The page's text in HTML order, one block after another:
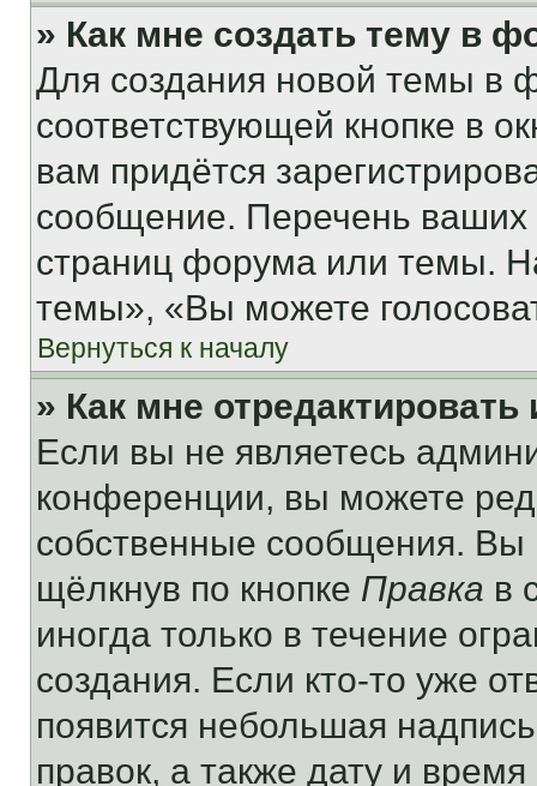
» Как мне создать тему в
Для создания новой темы в
соответствующей кнопке в
вам придётся
сообщение. Перечень ваших
страниц форума или темы.
темы», «Вы можете
Вернуться к началу
» Как мне
Если вы не являетесь
конференции, вы можете
собственные сообщения. Вы
щёлкнув по кнопке Правка в
иногда только в течение
создания. Если кто-то уже
появится небольшая
правок, а также дату и